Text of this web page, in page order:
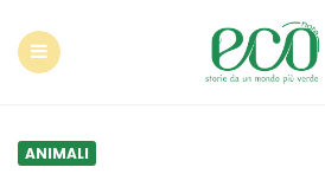
ANIMALI